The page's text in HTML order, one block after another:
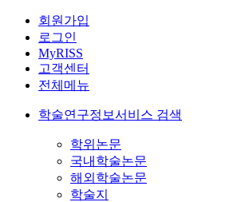
회원가입
로그인
MyRISS
고객센터
전체메뉴
학술연구정보서비스 검색
학위논문
국내학술논문
해외학술논문
학술지